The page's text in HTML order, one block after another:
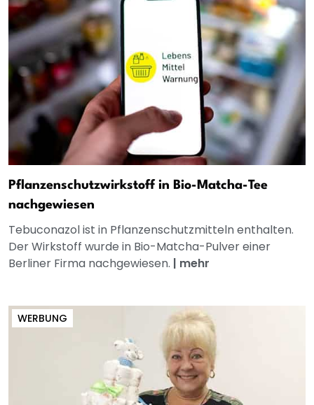
Pflanzenschutzwirkstoff in Bio-Matcha-Tee
nachgewiesen
Tebuconazol ist in Pflanzenschutzmitteln enthalten.
Der Wirkstoff wurde in Bio-Matcha-Pulver einer
Berliner Firma nachgewiesen. | mehr
WERBUNG